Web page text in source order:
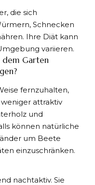
die sich
Schnecken
Ihre Diät kann
variieren.
dem Garten
fernzuhalten,
attraktiv
und
können natürliche
um Beete
einzuschränken.
nachtaktiv. Sie